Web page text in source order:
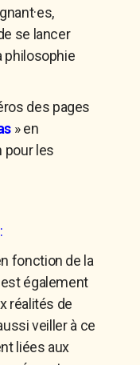
se lancer
philosophie
des pages
» en
pour les
fonction de la
également
réalités de
veiller à ce
liées aux